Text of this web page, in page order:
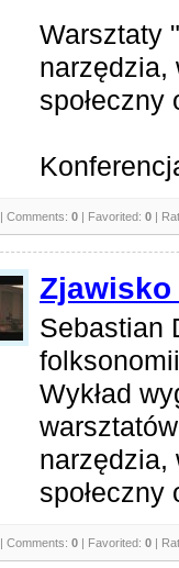
Warsztaty
narzędzia,
społeczny
| Comments: 0 | Favorited: 0 |
Sebastian
Wykład
narzędzia,
społeczny
| Comments: 0 | Favorited: 0 |